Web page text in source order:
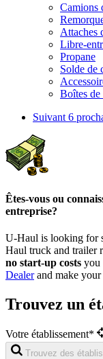
Camions
Attaches
Libre-
Propane
Solde de
Boîtes de
Suivant 6
Êtes-vous ou
entreprise?
U-Haul is looking for
Haul truck and trailer
no start-up costs you
Dealerand make your
Trouvez un
Votre établissement*
Trouvez des